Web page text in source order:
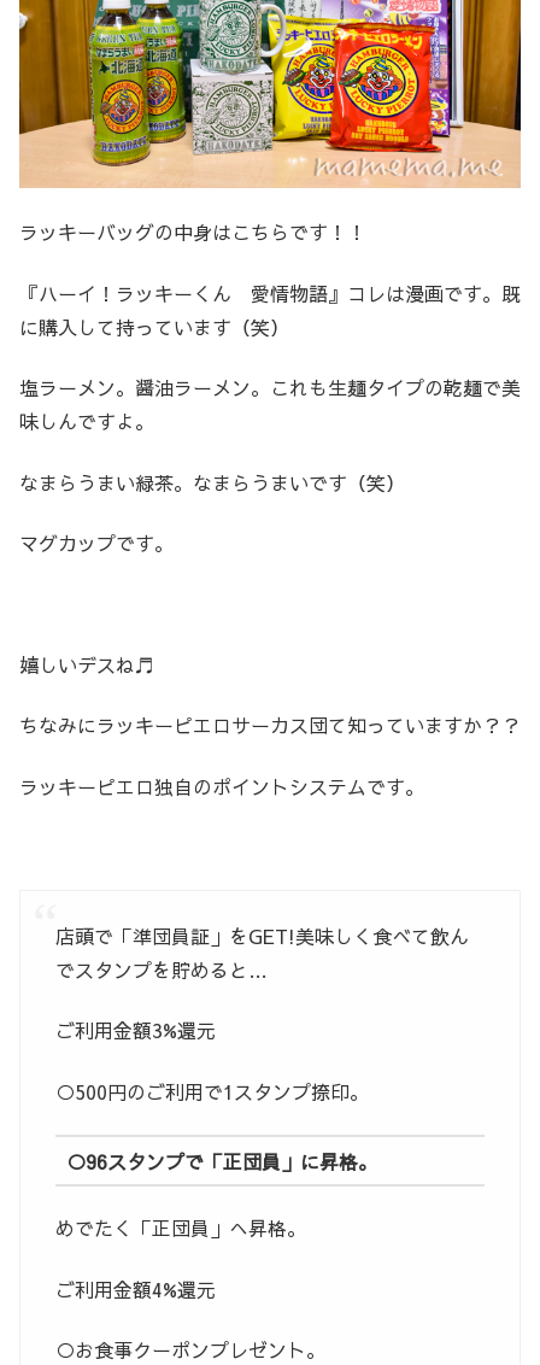
ラッキーバッグの中身はこちらです！！
『ハーイ！ラッキーくん 愛情物語』コレは漫画です。既
に購入して持っています（笑）
塩ラーメン。醤油ラーメン。これも生麺タイプの乾麺で美
味しんですよ。
なまらうまい緑茶。なまらうまいです（笑）
マグカップです。
嬉しいデスね♬
ちなみにラッキーピエロサーカス団て知っていますか？？
ラッキーピエロ独自のポイントシステムです。
店頭で「準団員証」をGET!美味しく食べて飲ん
でスタンプを貯めると…
ご利用金額3%還元
○500円のご利用で1スタンプ捺印。
○96スタンプで「正団員」に昇格。
めでたく「正団員」へ昇格。
ご利用金額4%還元
○お食事クーポンプレゼント。